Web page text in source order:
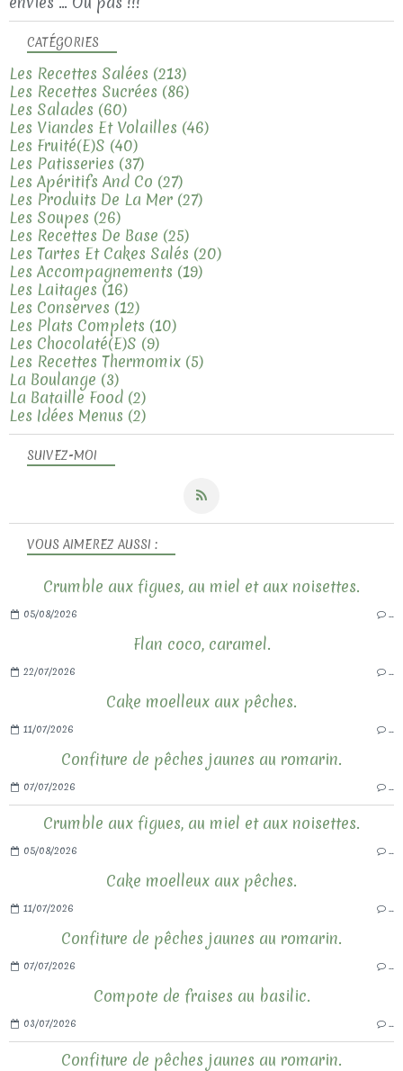
SUIVEZ-MOI
VOUS AIMEREZ AUSSI :
Crumble aux figues, au miel et aux noisettes.
05/08/2026
Flan coco, caramel.
22/07/2026
Cake moelleux aux pêches.
11/07/2026
Confiture de pêches jaunes au romarin.
07/07/2026
Crumble aux figues, au miel et aux noisettes.
05/08/2026
Cake moelleux aux pêches.
11/07/2026
Confiture de pêches jaunes au romarin.
07/07/2026
Compote de fraises au basilic.
03/07/2026
Confiture de pêches jaunes au romarin.
CATÉGORIES
Les Recettes Salées (213)
Les Recettes Sucrées (86)
Les Salades (60)
Les Viandes Et Volailles (46)
Les Fruité(e)s (40)
Les Patisseries (37)
Les Apéritifs And Co (27)
Les Produits De La Mer (27)
Les Soupes (26)
Les Recettes De Base (25)
Les Tartes Et Cakes Salés (20)
Les Accompagnements (19)
Les Laitages (16)
Les Conserves (12)
Les Plats Complets (10)
Les Chocolaté(e)s (9)
Les Recettes Thermomix (5)
La Boulange (3)
La Bataille Food (2)
Les Idées Menus (2)